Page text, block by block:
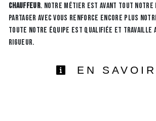
chauffeur. Notre métier est avant tout notre
partager avec vous renforce encore plus
Toute notre équipe est qualifiée et travaille
rigueur.
EN